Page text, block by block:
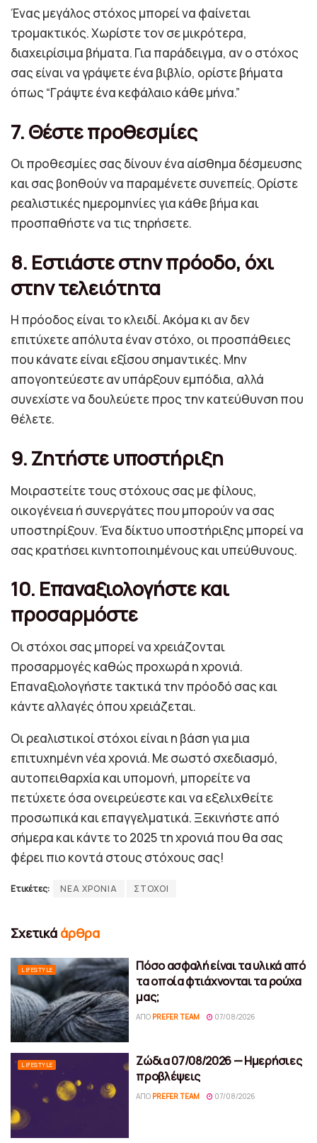
Ένας μεγάλος στόχος μπορεί να φαίνεται
τρομακτικός. Χωρίστε τον σε μικρότερα,
διαχειρίσιμα βήματα. Για παράδειγμα, αν ο στόχος
σας είναι να γράψετε ένα βιβλίο, ορίστε βήματα
όπως “Γράψτε ένα κεφάλαιο κάθε μήνα.”
7. Θέστε προθεσμίες
Οι προθεσμίες σας δίνουν ένα αίσθημα δέσμευσης
και σας βοηθούν να παραμένετε συνεπείς. Ορίστε
ρεαλιστικές ημερομηνίες για κάθε βήμα και
προσπαθήστε να τις τηρήσετε.
8. Εστιάστε στην πρόοδο, όχι
στην τελειότητα
Η πρόοδος είναι το κλειδί. Ακόμα κι αν δεν
επιτύχετε απόλυτα έναν στόχο, οι προσπάθειες
που κάνατε είναι εξίσου σημαντικές. Μην
απογοητεύεστε αν υπάρξουν εμπόδια, αλλά
συνεχίστε να δουλεύετε προς την κατεύθυνση που
θέλετε.
9. Ζητήστε υποστήριξη
Μοιραστείτε τους στόχους σας με φίλους,
οικογένεια ή συνεργάτες που μπορούν να σας
υποστηρίξουν. Ένα δίκτυο υποστήριξης μπορεί να
σας κρατήσει κινητοποιημένους και υπεύθυνους.
10. Επαναξιολογήστε και
προσαρμόστε
Οι στόχοι σας μπορεί να χρειάζονται
προσαρμογές καθώς προχωρά η χρονιά.
Επαναξιολογήστε τακτικά την πρόοδό σας και
κάντε αλλαγές όπου χρειάζεται.
Οι ρεαλιστικοί στόχοι είναι η βάση για μια
επιτυχημένη νέα χρονιά. Με σωστό σχεδιασμό,
αυτοπειθαρχία και υπομονή, μπορείτε να
πετύχετε όσα ονειρεύεστε και να εξελιχθείτε
προσωπικά και επαγγελματικά. Ξεκινήστε από
σήμερα και κάντε το 2025 τη χρονιά που θα σας
φέρει πιο κοντά στους στόχους σας!
Ετικέτες: ΝΕΑ ΧΡΟΝΙΑ ΣΤΟΧΟΙ
Σχετικά άρθρα
LIFESTYLE
Πόσο ασφαλή είναι τα υλικά από
τα οποία φτιάχνονται τα ρούχα
μας;
ΑΠΌ PREFER TEAM 07/08/2026
LIFESTYLE
Ζώδια 07/08/2026 — Ημερήσιες
προβλέψεις
ΑΠΌ PREFER TEAM 07/08/2026